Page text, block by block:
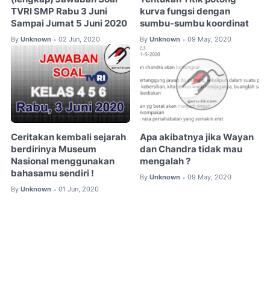
TVRI SMP Rabu 3 Juni
Sampai Jumat 5 Juni 2020
By Unknown • 02 Jun, 2020
kurva fungsi dengan
sumbu-sumbu koordinat
By Unknown • 09 May, 2020
Ceritakan kembali sejarah
berdirinya Museum
Nasional menggunakan
bahasamu sendiri !
By Unknown • 01 Jun, 2020
Apa akibatnya jika Wayan
dan Chandra tidak mau
mengalah ?
By Unknown • 09 May, 2020